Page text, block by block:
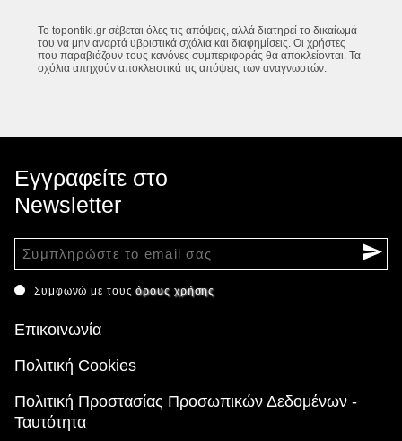
Το topontiki.gr σέβεται όλες τις απόψεις, αλλά διατηρεί το δικαίωμά
του να μην αναρτά υβριστικά σχόλια και διαφημίσεις. Οι χρήστες
που παραβιάζουν τους κανόνες συμπεριφοράς θα αποκλείονται. Τα
σχόλια απηχούν αποκλειστικά τις απόψεις των αναγνωστών.
Εγγραφείτε στο
Newsletter
Συμφωνώ με τουςόρους χρήσης
Επικοινωνία
Πολιτική Cookies
Πολιτική Προστασίας Προσωπικών Δεδομένων -
Ταυτότητα